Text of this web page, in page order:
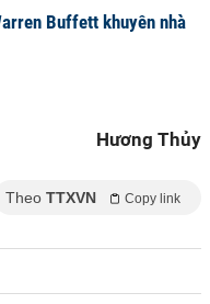
Buffett khuyên nhà
Hương Thủy
Theo TTXVN Copy link